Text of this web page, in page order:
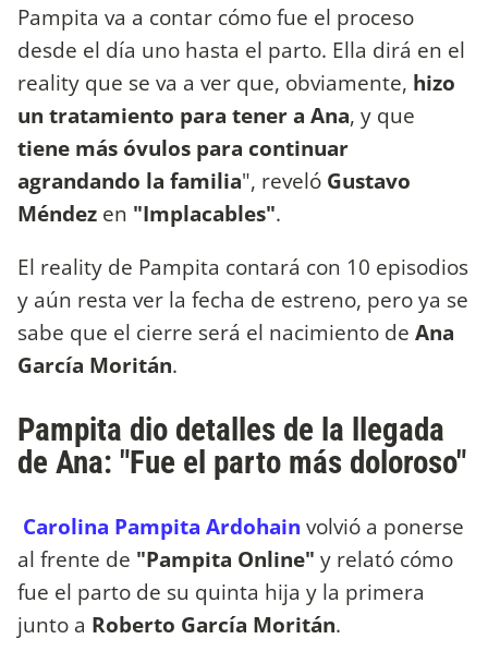
Pampita va a contar cómo fue el proceso
desde el día uno hasta el parto. Ella dirá en el
reality que se va a ver que, obviamente, hizo
un tratamiento para tener a Ana, y que
tiene más óvulos para continuar
agrandando la familia", reveló Gustavo
Méndez en "Implacables".
El reality de Pampita contará con 10 episodios
y aún resta ver la fecha de estreno, pero ya se
sabe que el cierre será el nacimiento de Ana
García Moritán.
Pampita dio detalles de la llegada
de Ana: "Fue el parto más doloroso"
Carolina Pampita Ardohain volvió a ponerse
al frente de "Pampita Online" y relató cómo
fue el parto de su quinta hija y la primera
junto a Roberto García Moritán.